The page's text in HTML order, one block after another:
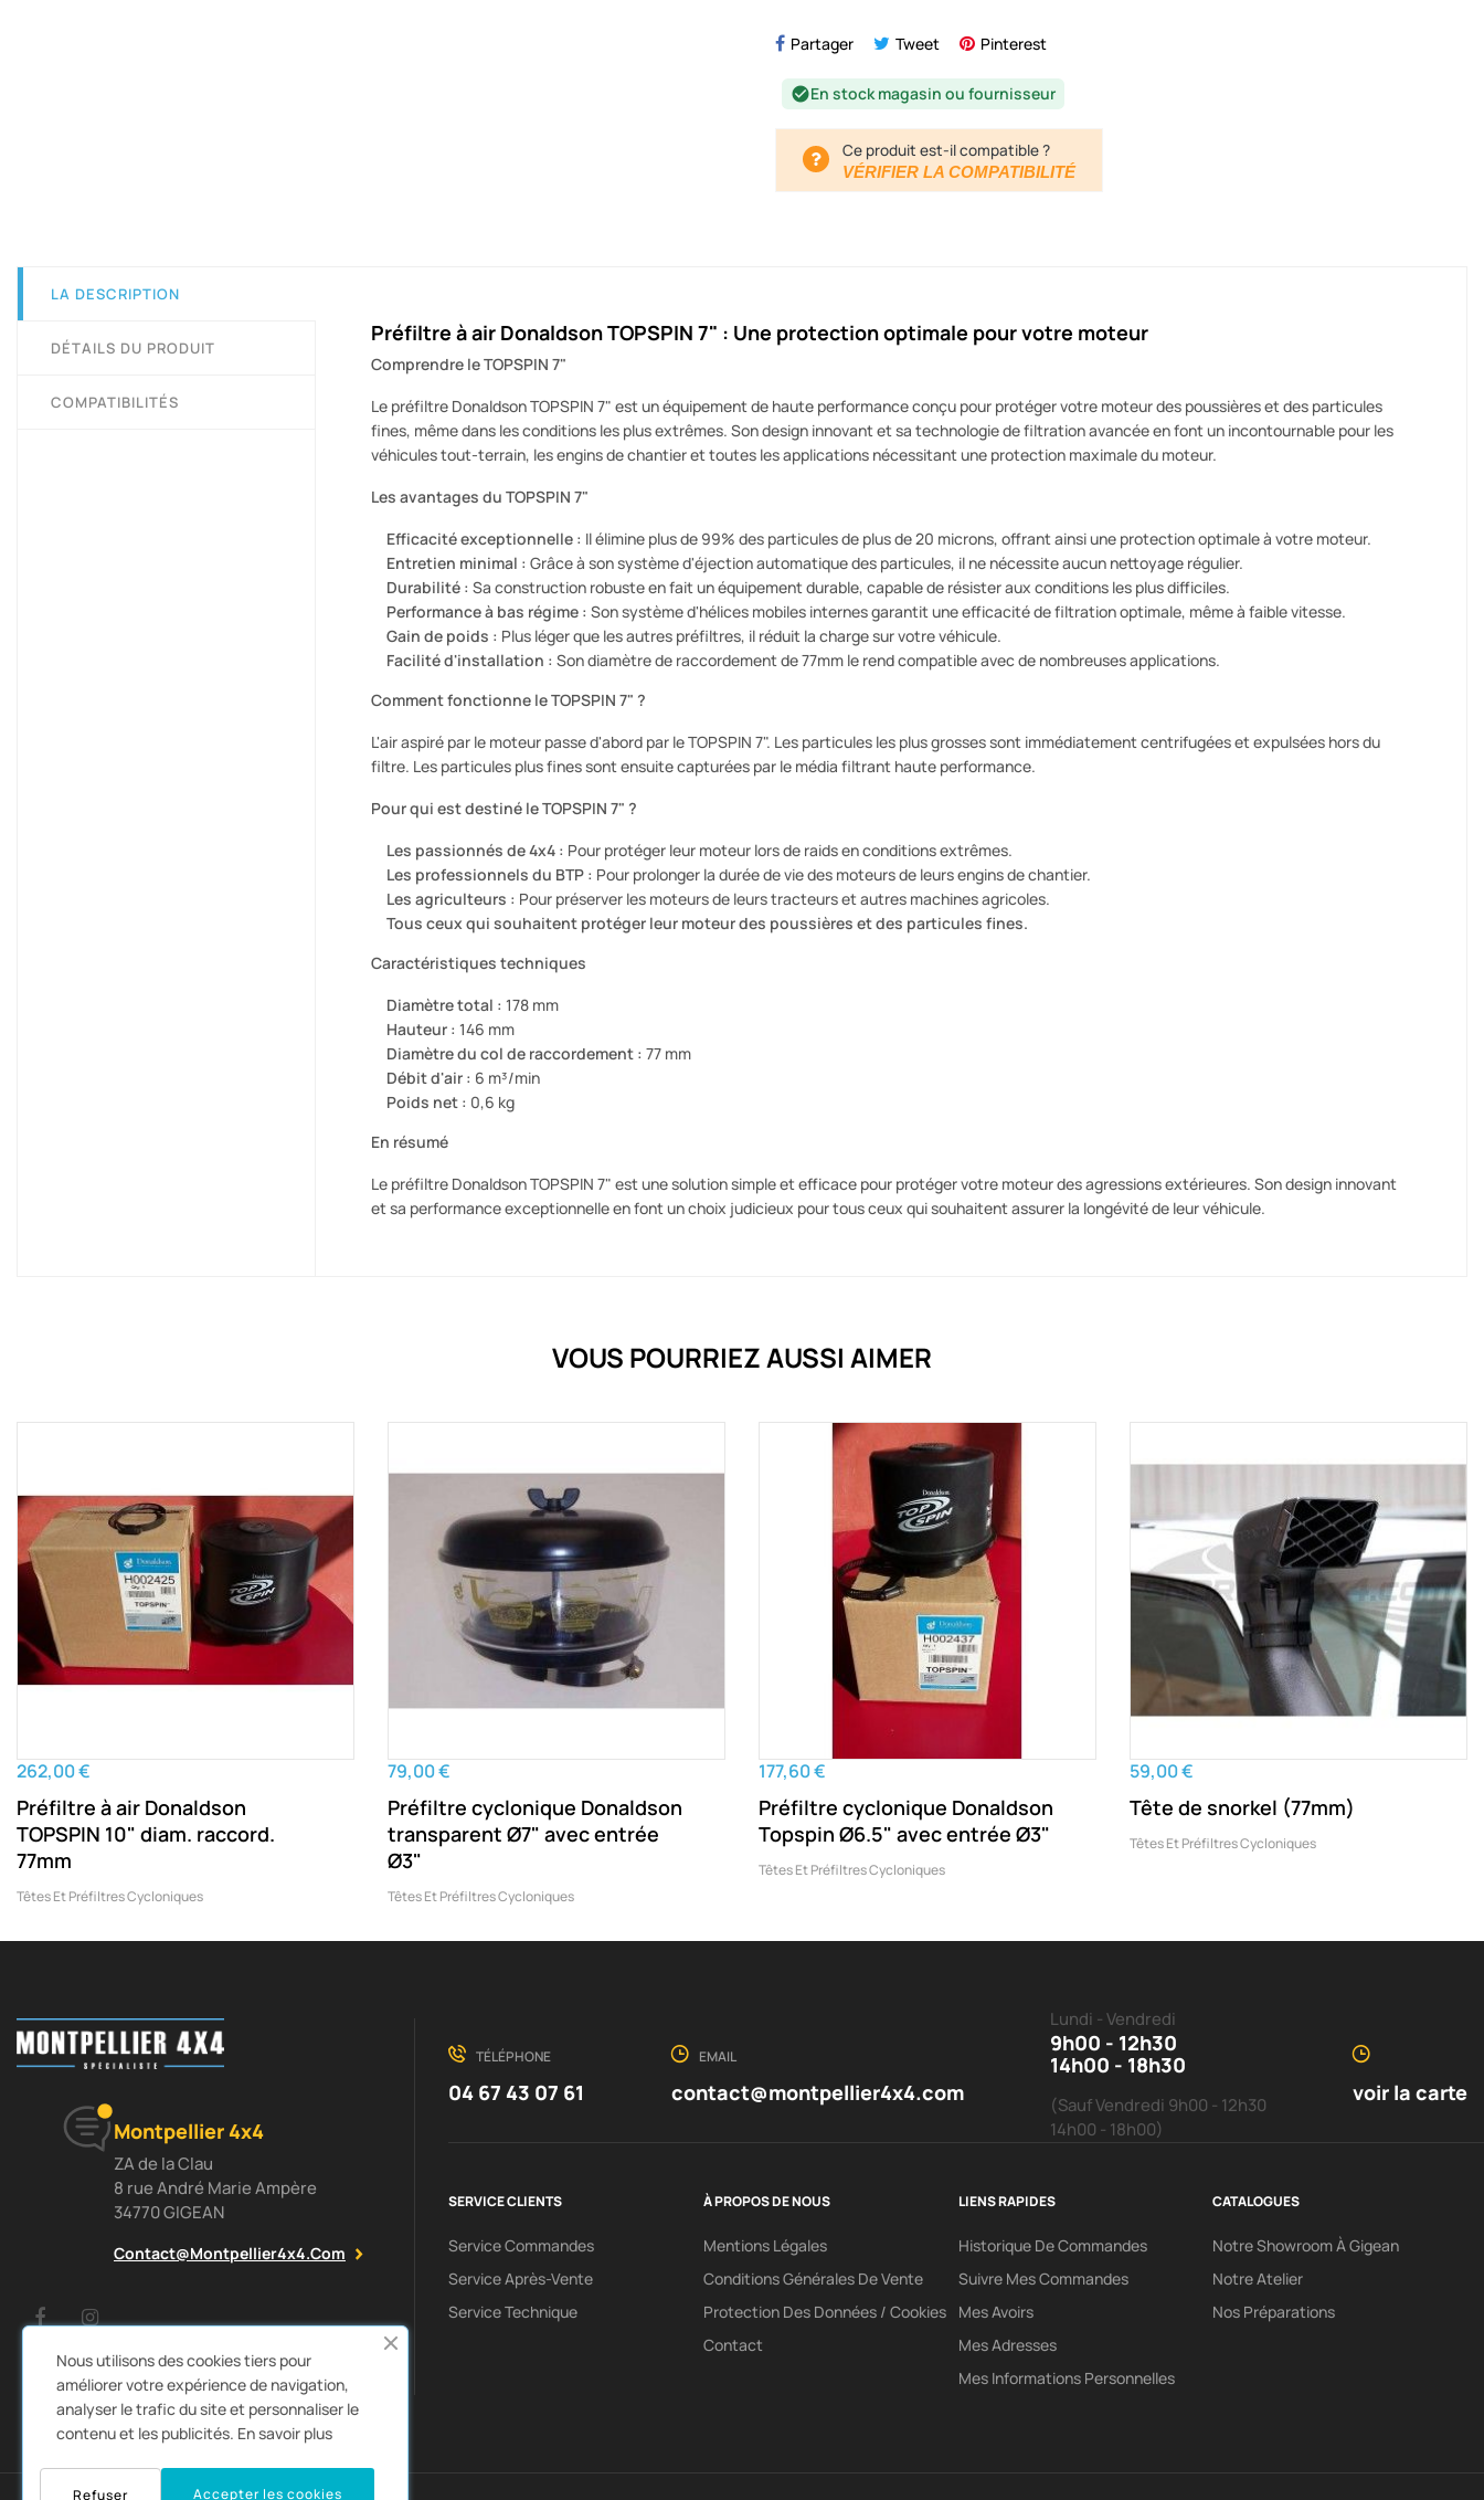
Partager Tweet Pinterest
check_circleEn stock magasin ou fournisseur
Ce produit est-il compatible ?
VÉRIFIER LA COMPATIBILITÉ
LA DESCRIPTION
DÉTAILS DU PRODUIT
COMPATIBILITÉS
Préfiltre à air Donaldson TOPSPIN 7" : Une protection optimale pour votre moteur
Comprendre le TOPSPIN 7"
Le préfiltre Donaldson TOPSPIN 7" est un équipement de haute performance conçu pour protéger votre moteur des poussières et des particules
fines, même dans les conditions les plus extrêmes. Son design innovant et sa technologie de filtration avancée en font un incontournable pour les
véhicules tout-terrain, les engins de chantier et toutes les applications nécessitant une protection maximale du moteur.
Les avantages du TOPSPIN 7"
Efficacité exceptionnelle : Il élimine plus de 99% des particules de plus de 20 microns, offrant ainsi une protection optimale à votre moteur.
Entretien minimal : Grâce à son système d'éjection automatique des particules, il ne nécessite aucun nettoyage régulier.
Durabilité : Sa construction robuste en fait un équipement durable, capable de résister aux conditions les plus difficiles.
Performance à bas régime : Son système d'hélices mobiles internes garantit une efficacité de filtration optimale, même à faible vitesse.
Gain de poids : Plus léger que les autres préfiltres, il réduit la charge sur votre véhicule.
Facilité d'installation : Son diamètre de raccordement de 77mm le rend compatible avec de nombreuses applications.
Comment fonctionne le TOPSPIN 7" ?
L'air aspiré par le moteur passe d'abord par le TOPSPIN 7". Les particules les plus grosses sont immédiatement centrifugées et expulsées hors du
filtre. Les particules plus fines sont ensuite capturées par le média filtrant haute performance.
Pour qui est destiné le TOPSPIN 7" ?
Les passionnés de 4x4 : Pour protéger leur moteur lors de raids en conditions extrêmes.
Les professionnels du BTP : Pour prolonger la durée de vie des moteurs de leurs engins de chantier.
Les agriculteurs : Pour préserver les moteurs de leurs tracteurs et autres machines agricoles.
Tous ceux qui souhaitent protéger leur moteur des poussières et des particules fines.
Caractéristiques techniques
Diamètre total : 178 mm
Hauteur : 146 mm
Diamètre du col de raccordement : 77 mm
Débit d'air : 6 m³/min
Poids net : 0,6 kg
En résumé
Le préfiltre Donaldson TOPSPIN 7" est une solution simple et efficace pour protéger votre moteur des agressions extérieures. Son design innovant
et sa performance exceptionnelle en font un choix judicieux pour tous ceux qui souhaitent assurer la longévité de leur véhicule.
VOUS POURRIEZ AUSSI AIMER
262,00 €
Préfiltre à air Donaldson
TOPSPIN 10" diam. raccord.
77mm
Têtes Et Préfiltres Cycloniques
79,00 €
Préfiltre cyclonique Donaldson
transparent Ø7" avec entrée
Ø3"
Têtes Et Préfiltres Cycloniques
177,60 €
Préfiltre cyclonique Donaldson
Topspin Ø6.5" avec entrée Ø3"
Têtes Et Préfiltres Cycloniques
59,00 €
Tête de snorkel (77mm)
Têtes Et Préfiltres Cycloniques
Montpellier 4x4
ZA de la Clau
8 rue André Marie Ampère
34770 GIGEAN
Contact@montpellier4x4.com
Facebook
TÉLÉPHONE
04 67 43 07 61
EMAIL
contact@montpellier4x4.com
Lundi - Vendredi
9h00 - 12h30
14h00 - 18h30
(Sauf Vendredi 9h00 - 12h30
14h00 - 18h00)
voir la carte
SERVICE CLIENTS
Service Commandes
Service Après-Vente
Service Technique
À PROPOS DE NOUS
Mentions Légales
Conditions Générales De Vente
Protection Des Données / Cookies
Contact
LIENS RAPIDES
Historique De Commandes
Suivre Mes Commandes
Mes Avoirs
Mes Adresses
Mes Informations Personnelles
CATALOGUES
Notre Showroom À Gigean
Notre Atelier
Nos Préparations
0
Nous utilisons des cookies tiers pour
améliorer votre expérience de navigation,
analyser le trafic du site et personnaliser le
contenu et les publicités. En savoir plus
Accepter les cookies
Refuser